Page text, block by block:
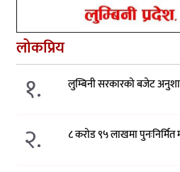
लोकप्रिय
१. लुम्बिनी सरकारको बजेट
२. ८ करोड ९५ लाखमा पुनःनिर्मित